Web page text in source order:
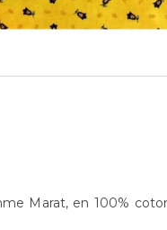
Marat, en 100%